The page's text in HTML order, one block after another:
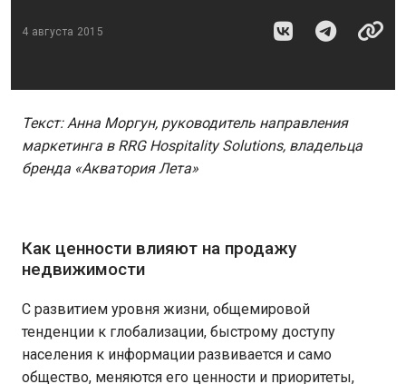
4 августа 2015
Текст: Анна Моргун, руководитель направления
маркетинга в RRG Hospitality Solutions, владельца
бренда «Акватория Лета»
Как ценности влияют на продажу
недвижимости
С развитием уровня жизни, общемировой
тенденции к глобализации, быстрому доступу
населения к информации развивается и само
общество, меняются его ценности и приоритеты,